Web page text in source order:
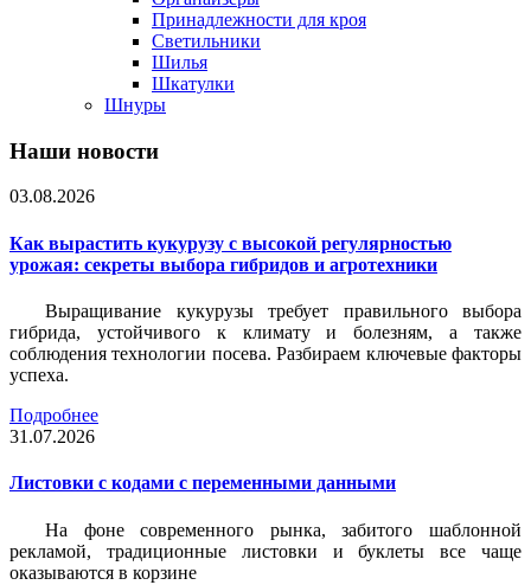
Принадлежности для кроя
Светильники
Шилья
Шкатулки
Шнуры
Наши новости
03.08.2026
Как вырастить кукурузу с высокой регулярностью
урожая: секреты выбора гибридов и агротехники
Выращивание кукурузы требует правильного выбора
гибрида, устойчивого к климату и болезням, а также
соблюдения технологии посева. Разбираем ключевые факторы
успеха.
Подробнее
31.07.2026
Листовки c кодами с переменными данными
На фоне современного рынка, забитого шаблонной
рекламой, традиционные листовки и буклеты все чаще
оказываются в корзине